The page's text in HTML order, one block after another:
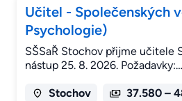
Učitel - Společenských
Psychologie)
SŠSaŘ Stochov přijme učitele
nástup 25. 8. 2026. Požadavky:…
Stochov 37.580 –